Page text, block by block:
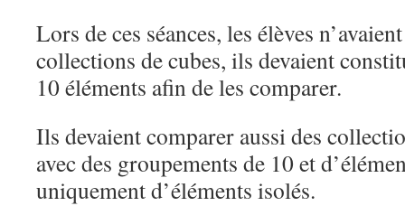
Lors de ces séances, les élèves
collections de cubes, ils devaient
10 éléments afin de les comparer.
Ils devaient comparer aussi des
avec des groupements de 10 et
uniquement d’éléments isolés.